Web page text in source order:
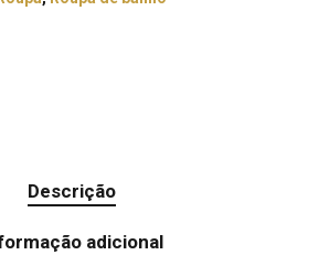
Descrição
adicional